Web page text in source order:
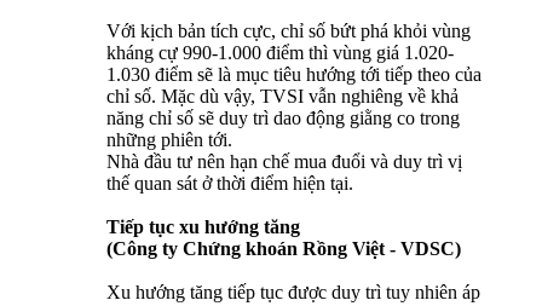
Với kịch bản tích cực, chỉ số bứt phá khỏi vùng
kháng cự 990-1.000 điểm thì vùng giá 1.020-
1.030 điểm sẽ là mục tiêu hướng tới tiếp theo của
chỉ số. Mặc dù vậy, TVSI vẫn nghiêng về khả
năng chỉ số sẽ duy trì dao động giằng co trong
những phiên tới.
Nhà đầu tư nên hạn chế mua đuổi và duy trì vị
thế quan sát ở thời điểm hiện tại.
Tiếp tục xu hướng tăng
(Công ty Chứng khoán Rồng Việt - VDSC)
Xu hướng tăng tiếp tục được duy trì tuy nhiên áp